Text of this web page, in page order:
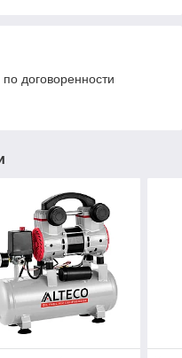
договоренности